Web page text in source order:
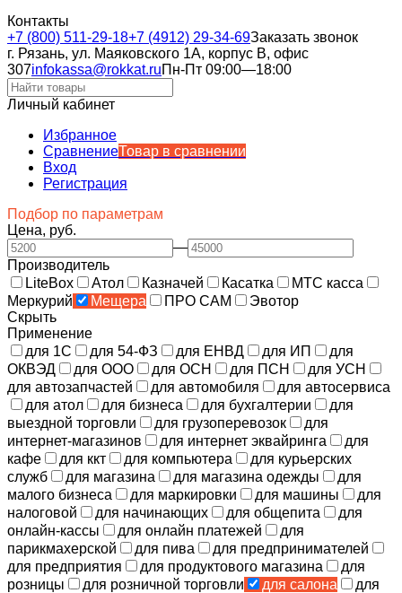
Контакты
+7 (800) 511-29-18+7 (4912) 29-34-69Заказать звонок
г. Рязань, ул. Маяковского 1А, корпус B, офис
307infokassa@rokkat.ruПн-Пт 09:00—18:00
Личный кабинет
Избранное
СравнениеТовар в сравнении
Вход
Регистрация
Подбор по параметрам
Цена, руб.
—
Производитель
LiteBox
Атол Казначей Касатка
МТС касса
Меркурий
Мещера ПРО САМ
Эвотор
Скрыть
Применение
для 1С
для 54-ФЗ для ЕНВД для ИП
для
ОКВЭД
для ООО для ОСН для ПСН
для УСН
для автозапчастей
для автомобиля
для автосервиса
для атол
для бизнеса для бухгалтерии
для
выездной торговли
для грузоперевозок
для
интернет-магазинов
для интернет эквайринга
для
кафе
для ккт для компьютера
для курьерских
служб
для магазина для магазина одежды
для
малого бизнеса
для маркировки для машины
для
налоговой
для начинающих для общепита
для
онлайн-кассы
для онлайн платежей
для
парикмахерской
для пива
для предпринимателей
для предприятия
для продуктового магазина
для
розницы
для розничной торговли для салона
для